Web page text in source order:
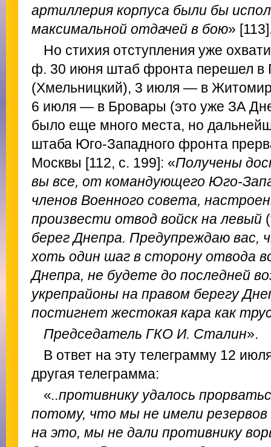
артиллерия корпуса были бы
максимальной отдачей в бою»
Но стихия отступления уже
ф. 30 июня штаб фронта перешел в
(Хмельницкий), 3 июля — в
6 июля — в Бровары (это уже ЗА
было еще много места, но
штаба Юго-Западного фронта
Москвы [112, с. 199]: «Получены
вы все, от командующего Юго-
членов Военного совета,
произвести отвод войск на левый
берег Днепра. Предупреждаю вас,
хоть один шаг в сторону отвода
Днепра, не будете до последней
укрепрайоны на правом берегу
постигнет жестокая кара как
Председатель ГКО И. Сталин».
В ответ на эту телеграмму 12
другая телеграмма:
«..противнику удалось
потому, что мы не имели резервов
на это, мы не дали противнику